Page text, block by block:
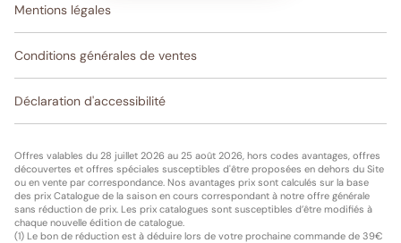
Mentions légales
Conditions générales de ventes
Déclaration d'accessibilité
Offres valables du 28 juillet 2026 au 25 août 2026, hors codes avantages, offres
découvertes et offres spéciales susceptibles d'être proposées en dehors du Site
ou en vente par correspondance. Nos avantages prix sont calculés sur la base
des prix Catalogue de la saison en cours correspondant à notre offre générale
sans réduction de prix. Les prix catalogues sont susceptibles d’être modifiés à
chaque nouvelle édition de catalogue.
(1) Le bon de réduction est à déduire lors de votre prochaine commande de 39€